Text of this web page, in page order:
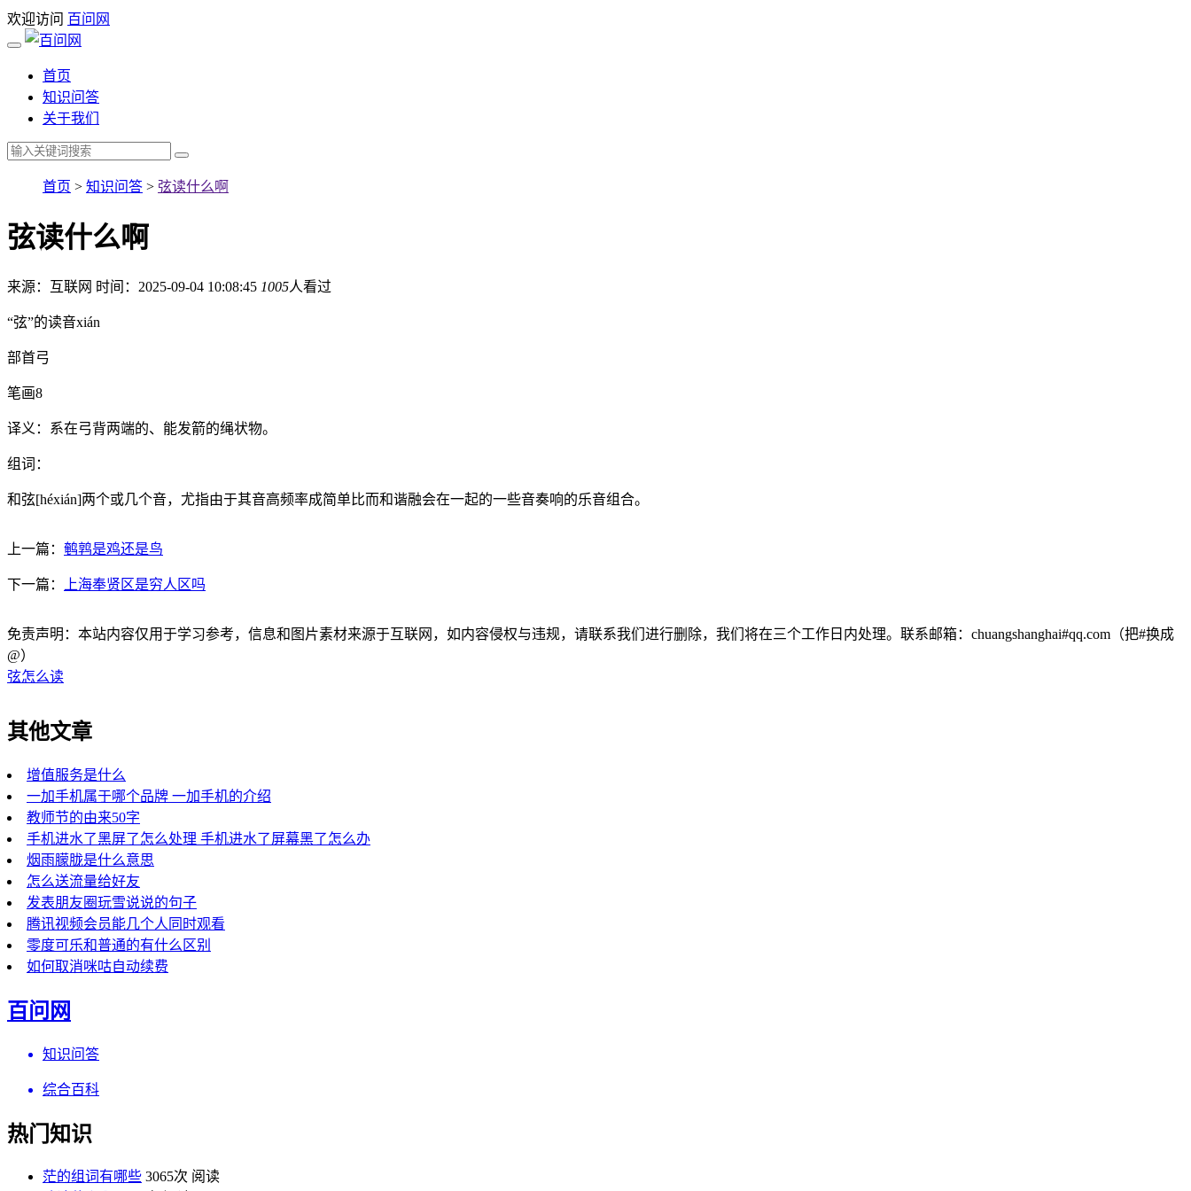
欢迎访问 百问网
首页
知识问答
关于我们
首页 > 知识问答 > 弦读什么啊
弦读什么啊
来源：互联网 时间：2025-09-04 10:08:45 1005人看过
“弦”的读音xián
部首弓
笔画8
译义：系在弓背两端的、能发箭的绳状物。
组词：
和弦[héxián]两个或几个音，尤指由于其音高频率成简单比而和谐融会在一起的一些音奏响的乐音组合。
上一篇： 鹌鹑是鸡还是鸟
下一篇： 上海奉贤区是穷人区吗
免责声明：本站内容仅用于学习参考，信息和图片素材来源于互联网，如内容侵权与违规，请联系我们进行删除，我们将在三个工作日内处理。联系邮箱：chuangshanghai#qq.com（把#换成
@）
弦怎么读
其他文章
增值服务是什么
一加手机属于哪个品牌 一加手机的介绍
教师节的由来50字
手机进水了黑屏了怎么处理 手机进水了屏幕黑了怎么办
烟雨朦胧是什么意思
怎么送流量给好友
发表朋友圈玩雪说说的句子
腾讯视频会员能几个人同时观看
零度可乐和普通的有什么区别
如何取消咪咕自动续费
百问网
知识问答
综合百科
热门知识
茫的组词有哪些 3065次 阅读